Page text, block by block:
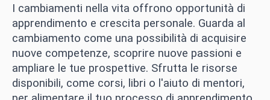
I cambiamenti nella vita offrono opportunità di
apprendimento e crescita personale. Guarda al
cambiamento come una possibilità di acquisire
nuove competenze, scoprire nuove passioni e
ampliare le tue prospettive. Sfrutta le risorse
disponibili, come corsi, libri o l'aiuto di mentori,